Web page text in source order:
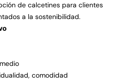
de calcetines para clientes
a la sostenibilidad.
comodidad